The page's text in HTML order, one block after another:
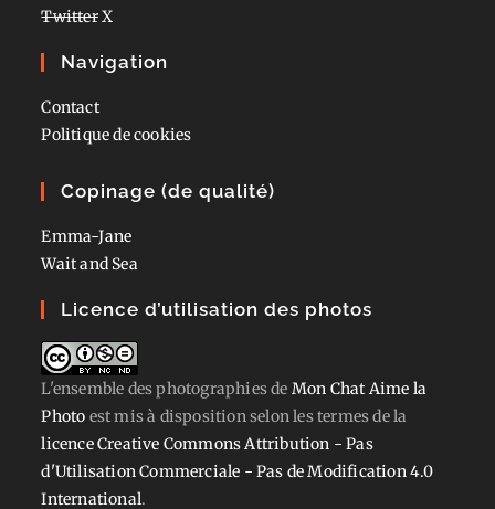
TwitterX
Navigation
Contact
Politique de cookies
Copinage (de qualité)
Emma-Jane
Wait and Sea
Licence d’utilisation des photos
L'ensemble des photographiesde Mon Chat Aime la
Photo est mis à disposition selon les termes de la
licence Creative Commons Attribution - Pas
d'Utilisation Commerciale - Pas de Modification 4.0
International.